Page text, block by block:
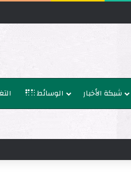
الوسائط شبكة الأخبار